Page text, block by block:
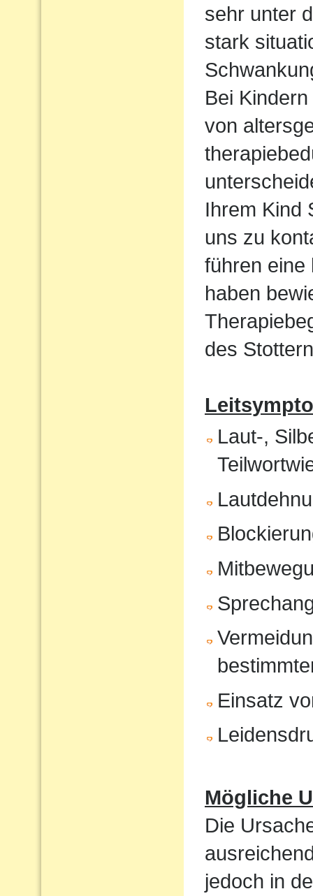
sehr unter
stark
Bei
von
Ihrem Kind
uns zu
führen eine
haben
des
Laut-,
Einsatz
Mögliche
Die
jedoch in